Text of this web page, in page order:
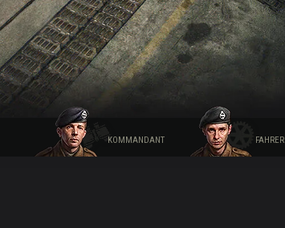
KOMMANDANT FAHRER